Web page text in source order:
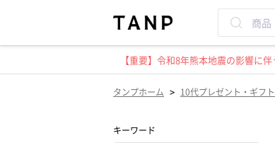
【重要】令和8年熊本地震の影響に
タンプホーム > 10代プレゼント・ギフト
キーワード